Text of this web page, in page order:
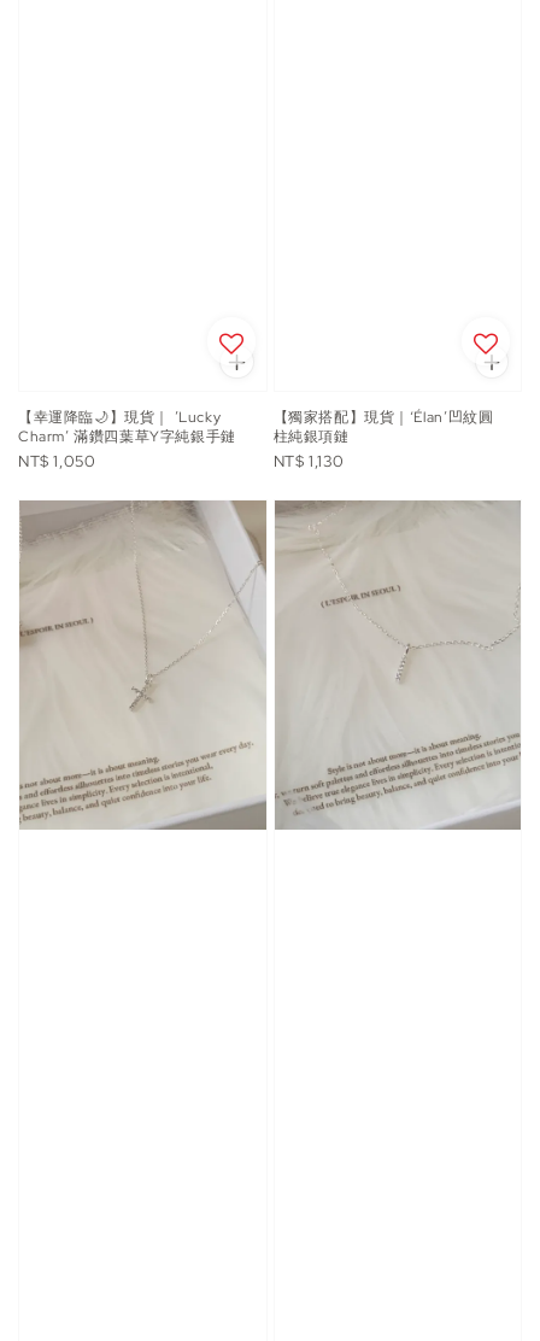
【幸運降臨🌙】現貨｜ ’Lucky
Charm’ 滿鑽四葉草Y字純銀手鏈
Regular
NT$ 1,050
【獨家搭配】現貨｜‘Élan’凹紋圓
柱純銀項鏈
Regular
NT$ 1,130